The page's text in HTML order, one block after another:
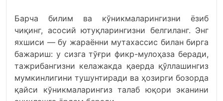
Барча билим ва кўникмаларингизни ёзиб
чиқинг, асосий ютуқларингизни белгиланг. Энг
яхшиси — бу жараённи мутахассис билан бирга
бажариш: у сизга тўғри фикр-мулоҳаза беради,
тажрибангизни келажакда қаерда қўллашингиз
мумкинлигини тушунтиради ва ҳозирги бозорда
қайси кўникмаларингиз талаб юқори эканини